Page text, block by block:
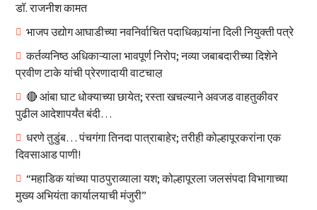
डॉ. राजनीश कामत
भाजप उद्योग आघाडीच्या नवनिर्वाचित पदाधिकार्‍यांना दिली नियुक्ती पत्रे
कर्तव्यनिष्ठ अधिकाऱ्याला भावपूर्ण निरोप; नव्या जबाबदारीच्या दिशेने
प्रवीण टाके यांची प्रेरणादायी वाटचाल़
🔴 आंबा घाट धोक्याच्या छायेत; रस्ता खचल्याने अवजड वाहतुकीवर
पुढील आदेशापर्यंत बंदी…
धरणे तुडुंब… पंचगंगा तिनदा पात्राबाहेर; तरीही कोल्हापूरकरांना एक
दिवसाआड पाणी!
“महाडिक यांच्या पाठपुराव्याला यश; कोल्हापूरला जलसंपदा विभागाच्या
मुख्य अभियंता कार्यालयाची मंजुरी”